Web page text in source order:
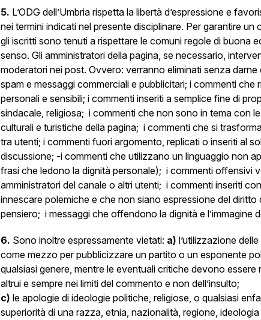
5. L’ODG dell’Umbria rispetta la libertà d’espressione e
nei termini indicati nel presente disciplinare. Per garantire
gli iscritti sono tenuti a rispettare le comuni regole di buona
senso. Gli amministratori della pagina, se necessario,
moderatori nei post. Ovvero: verranno eliminati senza
spam e messaggi commerciali e pubblicitari; i commenti che
personali e sensibili; i commenti inseriti a semplice fine di
sindacale, religiosa; i commenti che non sono in tema con
culturali e turistiche della pagina; i commenti che si
tra utenti; i commenti fuori argomento, replicati o inseriti al
discussione; -i commenti che utilizzano un linguaggio non
frasi che ledono la dignità personale); i commenti offensivi
amministratori del canale o altri utenti; i commenti inseriti
innescare polemiche e che non siano espressione del diritto
pensiero; i messaggi che offendono la dignità e l’immagine
6. Sono inoltre espressamente vietati: a) l’utilizzazione
come mezzo per pubblicizzare un partito o un esponente
qualsiasi genere, mentre le eventuali critiche devono essere
altrui e sempre nei limiti del commento e non dell’insulto;
c)le apologie di ideologie politiche, religiose, o qualsiasi
superiorità di una razza, etnia, nazionalità, regione,